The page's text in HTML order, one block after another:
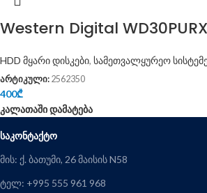
Western Digital
HDD მყარი დისკები, სამეთვალყურეო
არტიკული: 2562350
400₾
კალათაში დამატება
ᲡᲐᲙᲝᲜᲢᲐᲥᲢᲝ
მის: ქ. ბათუმი, 26 მაისის N58
ტელ: +995 555 961 968